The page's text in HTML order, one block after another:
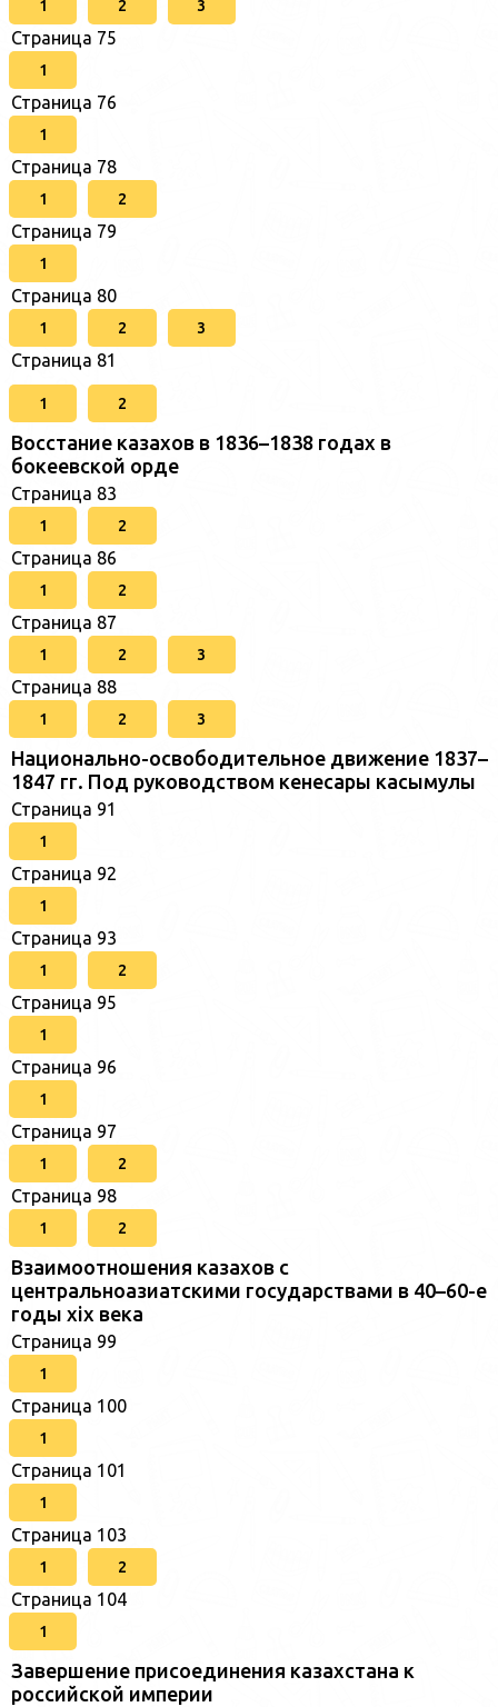
1 2 3
Страница 75
1
Страница 76
1
Страница 78
1 2
Страница 79
1
Страница 80
1 2 3
Страница 81
1 2
Восстание казахов в 1836–1838 годах в
бокеевской орде
Страница 83
1 2
Страница 86
1 2
Страница 87
1 2 3
Страница 88
1 2 3
Национально-освободительное движение 1837–
1847 гг. Под руководством кенесары касымулы
Страница 91
1
Страница 92
1
Страница 93
1 2
Страница 95
1
Страница 96
1
Страница 97
1 2
Страница 98
1 2
Взаимоотношения казахов с
центральноазиатскими государствами в 40–60-е
годы xix века
Страница 99
1
Страница 100
1
Страница 101
1
Страница 103
1 2
Страница 104
1
Завершение присоединения казахстана к
российской империи